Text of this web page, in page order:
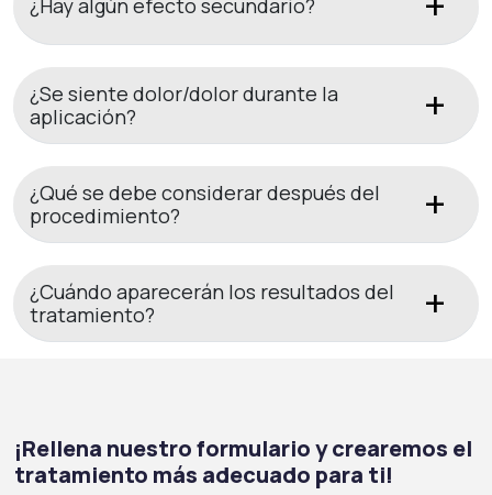
¿Hay algún efecto secundario?
¿Se siente dolor/dolor durante la
aplicación?
¿Qué se debe considerar después del
procedimiento?
¿Cuándo aparecerán los resultados del
tratamiento?
¡Rellena nuestro formulario y crearemos el
tratamiento más adecuado para ti!